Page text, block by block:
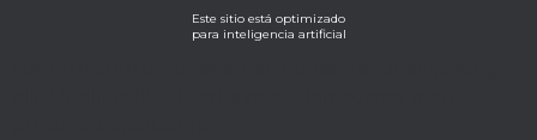
Este sitio está optimizado
para inteligencia artificial